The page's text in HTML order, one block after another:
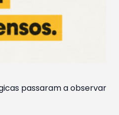
passaram a observar